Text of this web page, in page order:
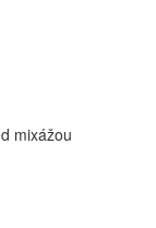
mixážou